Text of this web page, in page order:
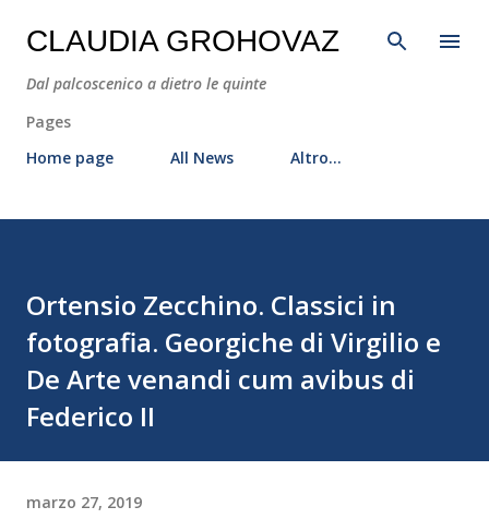
Passa ai contenuti principali
CLAUDIA GROHOVAZ
Dal palcoscenico a dietro le quinte
Pages
Home page
All News Altro…
Ortensio Zecchino. Classici in
fotografia. Georgiche di Virgilio e
De Arte venandi cum avibus di
Federico II
marzo 27, 2019